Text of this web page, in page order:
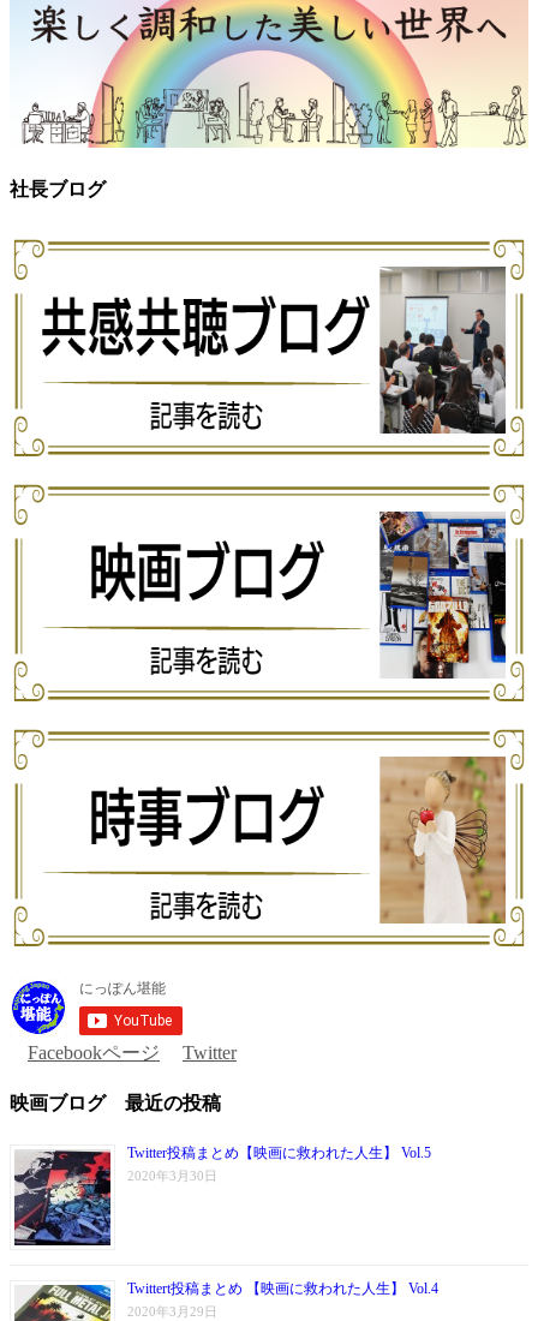
社長ブログ
Facebookページ Twitter
映画ブログ 最近の投稿
Twitter投稿まとめ【映画に救われた人生】 Vol.5
2020年3月30日
Twittert投稿まとめ 【映画に救われた人生】 Vol.4
2020年3月29日